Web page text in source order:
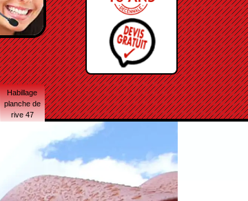
Habillage
planche de
rive 47